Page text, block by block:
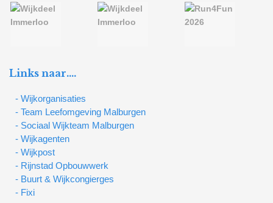
Links naar….
- Wijkorganisaties
- Team Leefomgeving Malburgen
- Sociaal Wijkteam Malburgen
- Wijkagenten
- Wijkpost
- Rijnstad Opbouwwerk
- Buurt & Wijkcongierges
- Fixi